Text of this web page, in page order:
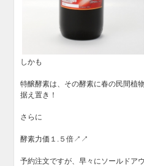
しかも
特醸酵素は、その酵素に春の民間植
据え置き！
さらに
酵素力価１.５倍↗↗
予約注文ですが、早々にソールドア